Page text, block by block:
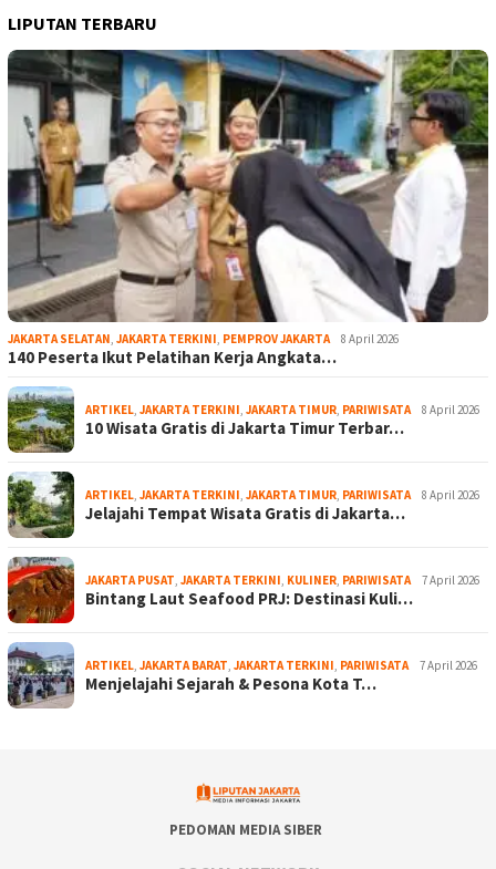
LIPUTAN TERBARU
JAKARTA SELATAN JAKARTA TERKINI PEMPROV JAKARTA 8 April 2026
140 Peserta Ikut Pelatihan Kerja Angkata…
ARTIKEL JAKARTA TERKINI JAKARTA TIMUR PARIWISATA 8 April 2026
10 Wisata Gratis di Jakarta Timur Terbar…
ARTIKEL JAKARTA TERKINI JAKARTA TIMUR PARIWISATA 8 April 2026
Jelajahi Tempat Wisata Gratis di Jakarta…
JAKARTA PUSAT JAKARTA TERKINI KULINER PARIWISATA 7 April 2026
Bintang Laut Seafood PRJ: Destinasi Kuli…
ARTIKEL JAKARTA BARAT JAKARTA TERKINI PARIWISATA 7 April 2026
Menjelajahi Sejarah & Pesona Kota T…
PEDOMAN MEDIA SIBER